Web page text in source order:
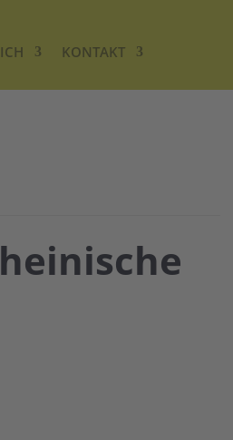
KONTAKT